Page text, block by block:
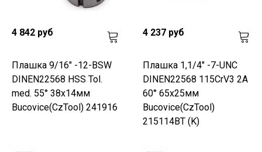
4 842 руб
Плашка 9/16" -12-BSW
DINEN22568 HSS Tol.
med. 55° 38x14мм
Bucovice(CzTool) 241916
4 237 руб
Плашка 1,1/4" -7-UNC
DINEN22568 115CrV3 2A
60° 65x25мм
Bucovice(CzTool)
215114BT (K)